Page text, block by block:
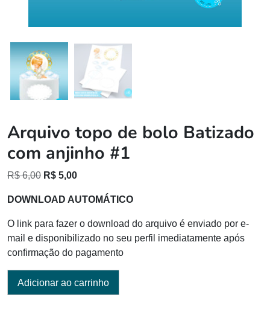
Arquivo topo de bolo Batizado
com anjinho #1
R$6,00 O
original
era:
R$ 6,00.
R$ 5,00O
atual
R$ 5,00.
DOWNLOAD AUTOMÁTICO
O link para fazer o download do arquivo é enviado por e-
mail e disponibilizado no seu perfil imediatamente após
confirmação do pagamento
Adicionar ao carrinho